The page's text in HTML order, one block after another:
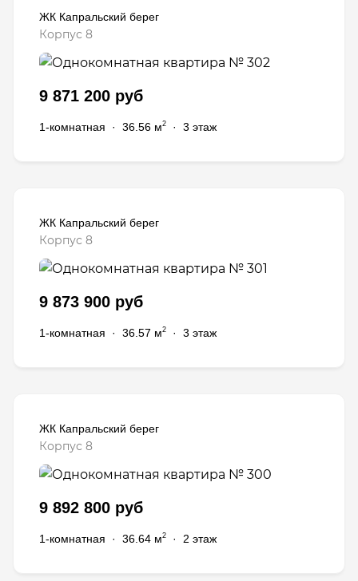
ЖК Капральский берег
Корпус 8
9 871 200 руб
1-комнатная · 36.56 м2 · 3 этаж
ЖК Капральский берег
Корпус 8
9 873 900 руб
1-комнатная · 36.57 м2 · 3 этаж
ЖК Капральский берег
Корпус 8
9 892 800 руб
1-комнатная · 36.64 м2 · 2 этаж